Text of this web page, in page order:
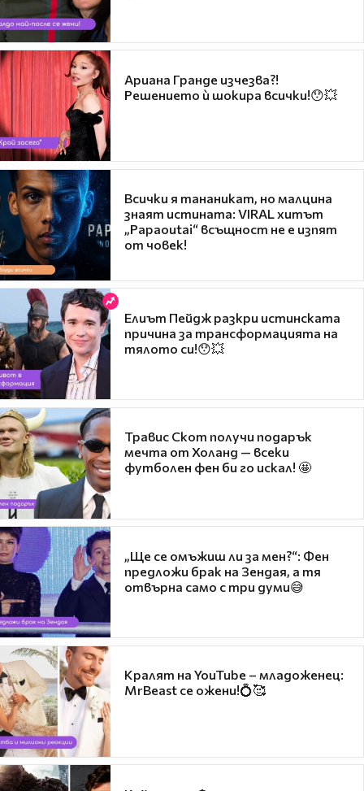
Ариана Гранде изчезва?!
Решението ѝ шокира всички!😯💥
Всички я тананикат, но малцина
знаят истината: VIRAL хитът
„Papaoutai“ всъщност не е изпят
от човек!
Елиът Пейдж разкри истинската
причина за трансформацията на
тялото си!😯💥
Травис Скот получи подарък
мечта от Холанд — всеки
футболен фен би го искал! 🤩
„Ще се омъжиш ли за мен?“: Фен
предложи брак на Зендая, а тя
отвърна само с три думи😅
Кралят на YouTube – младоженец:
MrBeast се ожени!💍🥰